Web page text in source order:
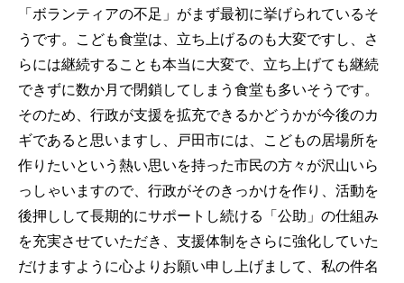
「ボランティアの不足」がまず最初に挙げられているそ
うです。こども食堂は、立ち上げるのも大変ですし、さ
らには継続することも本当に大変で、立ち上げても継続
できずに数か月で閉鎖してしまう食堂も多いそうです。
そのため、行政が支援を拡充できるかどうかが今後のカ
ギであると思いますし、戸田市には、こどもの居場所を
作りたいという熱い思いを持った市民の方々が沢山いら
っしゃいますので、行政がそのきっかけを作り、活動を
後押しして長期的にサポートし続ける「公助」の仕組み
を充実させていただき、支援体制をさらに強化していた
だけますように心よりお願い申し上げまして、私の件名